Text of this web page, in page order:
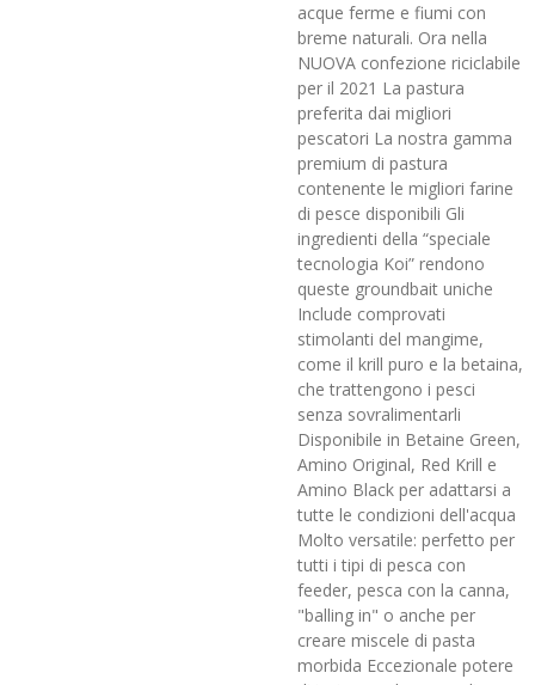
acque ferme e fiumi con
breme naturali. Ora nella
NUOVA confezione riciclabile
per il 2021 La pastura
preferita dai migliori
pescatori La nostra gamma
premium di pastura
contenente le migliori farine
di pesce disponibili Gli
ingredienti della “speciale
tecnologia Koi” rendono
queste groundbait uniche
Include comprovati
stimolanti del mangime,
come il krill puro e la betaina,
che trattengono i pesci
senza sovralimentarli
Disponibile in Betaine Green,
Amino Original, Red Krill e
Amino Black per adattarsi a
tutte le condizioni dell'acqua
Molto versatile: perfetto per
tutti i tipi di pesca con
feeder, pesca con la canna,
"balling in" o anche per
creare miscele di pasta
morbida Eccezionale potere